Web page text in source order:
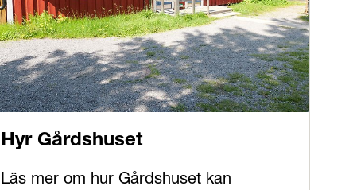
Hyr Gårdshuset
Läs mer om hur Gårdshuset kan